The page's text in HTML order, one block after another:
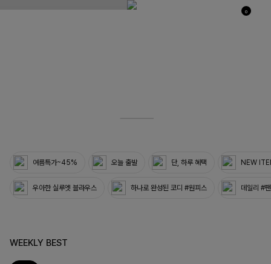
0
여름특가~45% 오늘 출발 단, 하루 혜택 NEW
우아한 실루엣 블라우스 하나로 완성된 코디 #원피스 데일리 #
WEEKLY BEST